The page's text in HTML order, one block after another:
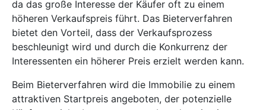
da das große Interesse der Käufer oft zu einem
höheren Verkaufspreis führt. Das Bieterverfahren
bietet den Vorteil, dass der Verkaufsprozess
beschleunigt wird und durch die Konkurrenz der
Interessenten ein höherer Preis erzielt werden kann.
Beim Bieterverfahren wird die Immobilie zu einem
attraktiven Startpreis angeboten, der potenzielle